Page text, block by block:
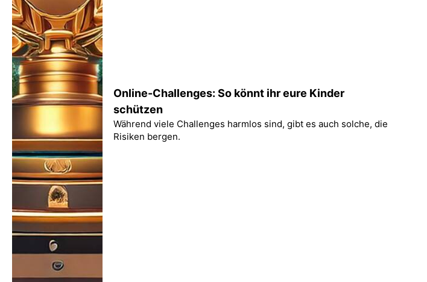
Online-Challenges: So könnt ihr eure Kinder
schützen
Während viele Challenges harmlos sind, gibt es auch solche, die
Risiken bergen.